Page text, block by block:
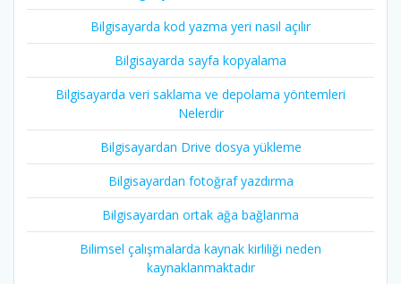
Bilgisayarda kod yazma yeri nasıl açılır
Bilgisayarda sayfa kopyalama
Bilgisayarda veri saklama ve depolama yöntemleri
Nelerdir
Bilgisayardan Drive dosya yükleme
Bilgisayardan fotoğraf yazdırma
Bilgisayardan ortak ağa bağlanma
Bilimsel çalışmalarda kaynak kirliliği neden
kaynaklanmaktadır